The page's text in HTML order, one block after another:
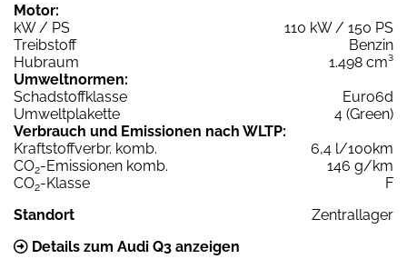
Motor:
kW / PS
110 kW / 150 PS
Treibstoff
Benzin
Hubraum
1.498 cm³
Umweltnormen:
Schadstoffklasse
Euro6d
Umweltplakette
4 (Green)
Verbrauch und Emissionen nach WLTP:
Kraftstoffverbr. komb.
6,4 l/100km
CO2-Emissionen komb.
146 g/km
CO2-Klasse
F
Standort
Zentrallager
Details zum Audi Q3 anzeigen